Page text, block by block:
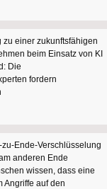
einer zukunftsfähigen
beim Einsatz von KI
Die
fordern
Ende-Verschlüsselung
anderen Ende
wissen, dass eine
Angriffe auf den